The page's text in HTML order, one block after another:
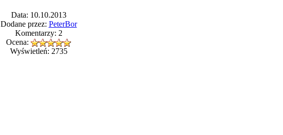
Data: 10.10.2013
Dodane przez: PeterBor
Komentarzy: 2
Ocena:
Wyświetleń: 2735